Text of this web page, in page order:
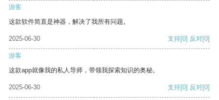
游客
这款软件简直是神器，解决了我所有问题。
2025-06-30 支持[0] 反对[0]
游客
这款app就像我的私人导师，带领我探索知识的奥秘。
2025-06-30 支持[0] 反对[0]